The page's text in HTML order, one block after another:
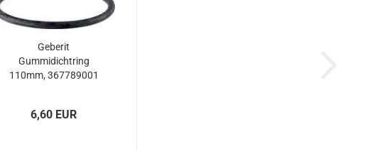
Geberit
Gummidichtring
110mm, 367789001
6,60 EUR